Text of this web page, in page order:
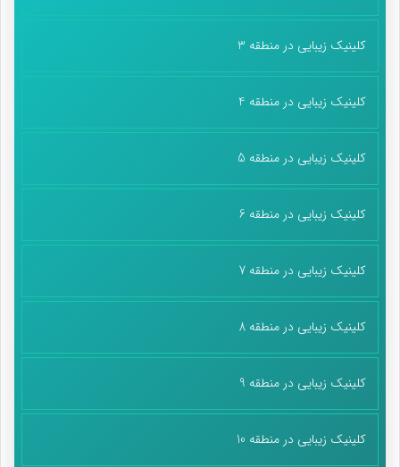
کلینیک زیبایی در منطقه 3
کلینیک زیبایی در منطقه 4
کلینیک زیبایی در منطقه 5
کلینیک زیبایی در منطقه 6
کلینیک زیبایی در منطقه 7
کلینیک زیبایی در منطقه 8
کلینیک زیبایی در منطقه 9
کلینیک زیبایی در منطقه 10